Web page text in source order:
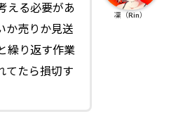
える必要があ
か売りか見送
繰り返す作業
てたら損切す
凜（Rin）